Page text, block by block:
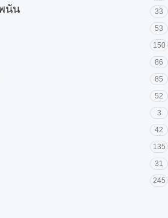
นัน 33
53
150
86
85
52
3
42
135
31
245